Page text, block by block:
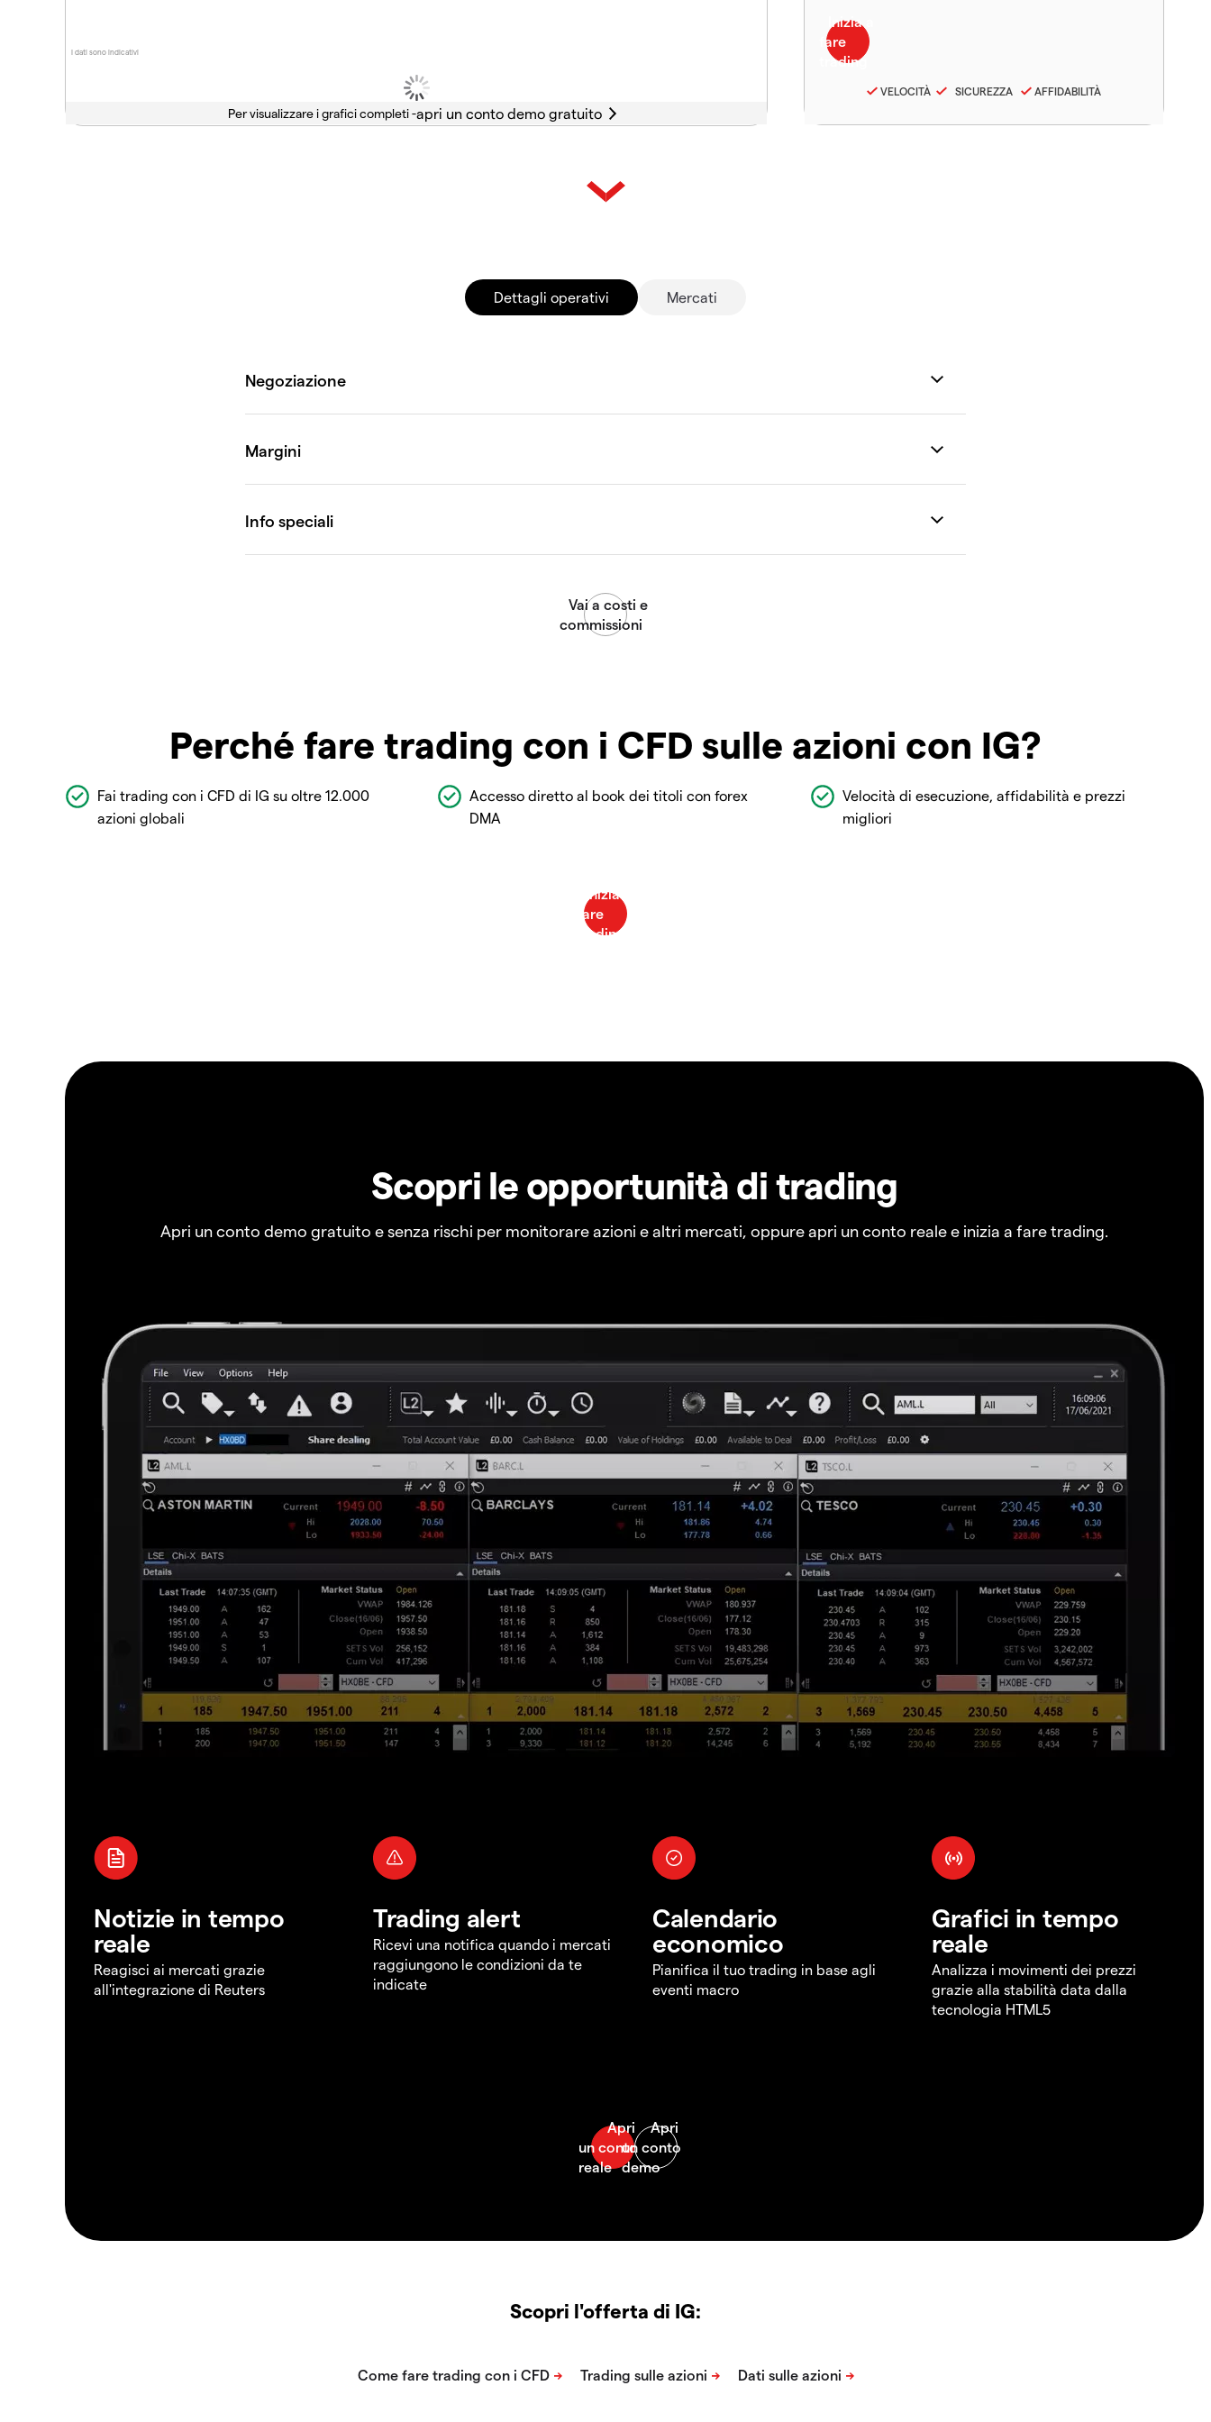
I dati sono indicativi
Per visualizzare i grafici completi -
VELOCITÀ SICUREZZA AFFIDABILITÀ
Dettagli operativi Mercati
Perché fare trading con i CFD sulle azioni con IG?
Fai trading con i CFD di IG su oltre 12.000
azioni globali
Accesso diretto al book dei titoli con forex
DMA
Velocità di esecuzione, affidabilità e prezzi
migliori
Scopri le opportunità di trading
Apri un conto demo gratuito e senza rischi per monitorare azioni e altri mercati, oppure apri un conto reale e inizia a fare trading.
Notizie in tempo
reale
Reagisci ai mercati grazie
all'integrazione di Reuters
Trading alert
Ricevi una notifica quando i mercati
raggiungono le condizioni da te
indicate
Calendario
economico
Pianifica il tuo trading in base agli
eventi macro
Grafici in tempo
reale
Analizza i movimenti dei prezzi
grazie alla stabilità data dalla
tecnologia HTML5
Scopri l'offerta di IG: